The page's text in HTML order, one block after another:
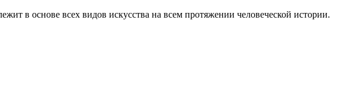
в основе всех видов искусства на всем протяжении человеческой истории.